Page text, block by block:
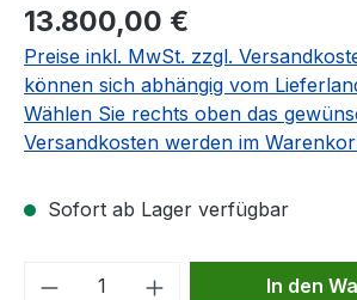
Regulärer Preis:
13.800,00 €
Preise inkl. MwSt. zzgl.
können sich abhängig vom
Wählen Sie rechts oben das
Versandkosten werden im
Sofort ab Lager verfügbar
Produkt Anzahl: GibIn den